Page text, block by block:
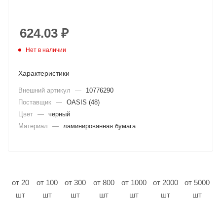
624.03 ₽
Нет в наличии
Характеристики
Внешний артикул —
10776290
Поставщик — OASIS (48)
Цвет — черный
Материал
— ламинированная бумага
от 20
шт
от 100
шт
от 300
шт
от 800
шт
от 1000
шт
от 2000
шт
от 5000
шт